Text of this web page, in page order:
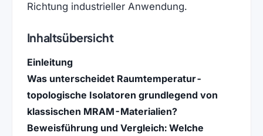
Richtung industrieller Anwendung.
Inhaltsübersicht
Einleitung
Was unterscheidet Raumtemperatur-
topologische Isolatoren grundlegend von
klassischen MRAM-Materialien?
Beweisführung und Vergleich: Welche